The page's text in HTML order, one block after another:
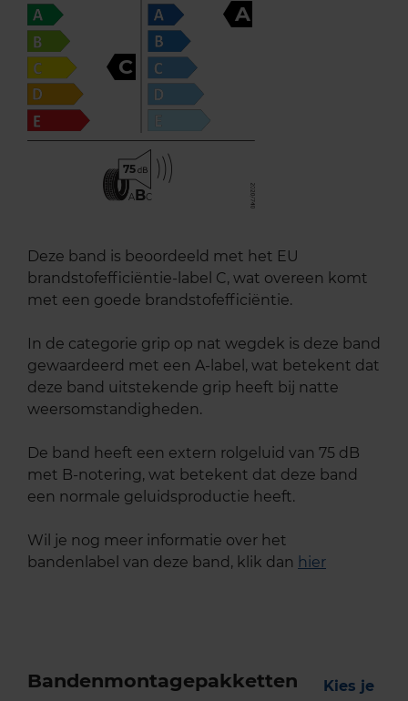
C
A
75
ABC
Deze band is beoordeeld met het EU
brandstofefficiëntie-label C, wat overeen komt
met een goede brandstofefficiëntie.
In de categorie grip op nat wegdek is deze band
gewaardeerd met een A-label, wat betekent dat
deze band uitstekende grip heeft bij natte
weersomstandigheden.
De band heeft een extern rolgeluid van 75 dB
met B-notering, wat betekent dat deze band
een normale geluidsproductie heeft.
Wil je nog meer informatie over het
bandenlabel van deze band, klik dan hier
Bandenmontagepakketten
Kies je